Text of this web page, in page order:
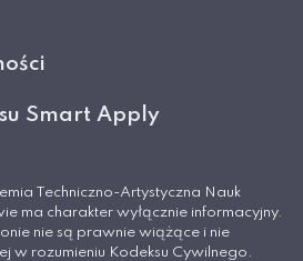
Smart Apply
Techniczno-Artystyczna Nauk
ma charakter wyłącznie informacyjny.
nie są prawnie wiążące i nie
w rozumieniu Kodeksu Cywilnego.